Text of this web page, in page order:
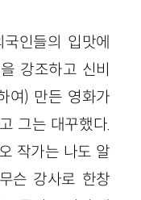
인들의 입맛에
강조하고 신비
여) 만든 영화가
그는 대꾸했다.
작가는 나도 알
슨 강사로 한창